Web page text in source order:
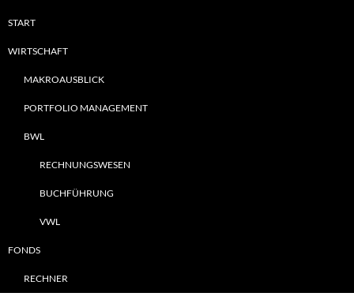
START
WIRTSCHAFT
MAKROAUSBLICK
PORTFOLIO MANAGEMENT
BWL
RECHNUNGSWESEN
BUCHFÜHRUNG
VWL
FONDS
RECHNER